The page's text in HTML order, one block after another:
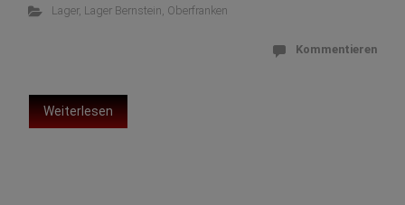
Lager, Lager Bernstein, Oberfranken
Kommentieren
Weiterlesen